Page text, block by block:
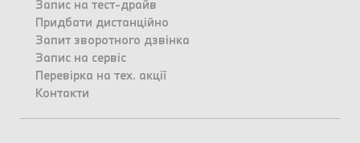
Запис на тест-драйв
Придбати дистанційно
Запит зворотного дзвінка
Запис на сервіс
Перевірка на тех. акції
Контакти